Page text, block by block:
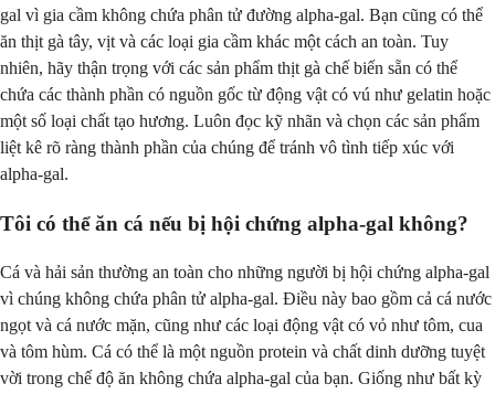
gal vì gia cầm không chứa phân tử đường alpha-gal. Bạn cũng có thể
ăn thịt gà tây, vịt và các loại gia cầm khác một cách an toàn. Tuy
nhiên, hãy thận trọng với các sản phẩm thịt gà chế biến sẵn có thể
chứa các thành phần có nguồn gốc từ động vật có vú như gelatin hoặc
một số loại chất tạo hương. Luôn đọc kỹ nhãn và chọn các sản phẩm
liệt kê rõ ràng thành phần của chúng để tránh vô tình tiếp xúc với
alpha-gal.
Tôi có thể ăn cá nếu bị hội chứng alpha-gal không?
Cá và hải sản thường an toàn cho những người bị hội chứng alpha-gal
vì chúng không chứa phân tử alpha-gal. Điều này bao gồm cả cá nước
ngọt và cá nước mặn, cũng như các loại động vật có vỏ như tôm, cua
và tôm hùm. Cá có thể là một nguồn protein và chất dinh dưỡng tuyệt
vời trong chế độ ăn không chứa alpha-gal của bạn. Giống như bất kỳ